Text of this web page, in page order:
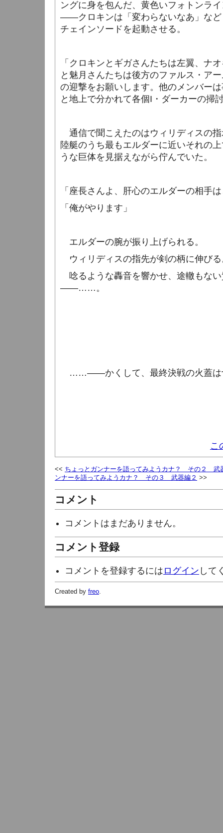
ングに身を包んだ、黄色いフォトンラ
――クロキンは「変わらないなあ」など
チェインソードを起動させる。
「クロキンとギガさんたちは左翼、ナ
と魅月さんたちは後方のファルス・ア
の迎撃をお願いします。他のメンバー
と地上で分かれて各個 I ・ダーカーの掃
通信で聞こえたのはウィリディスの
陸艇のうち最もエルダーに近いそれの
うな巨体を見据えながら佇んでいた。
「座長さんよ、肝心のエルダーの相手
「俺がやります」
エルダーの腕が振り上げられる。
ウィリディスの指先が剣の柄に伸び
唸るような轟音を響かせ、途轍もな
――……。
……――かくして、最終決戦の火蓋は
こ
ちょっとガンナーを語ってみようカナ？ その２ 武
ンナーを語ってみようカナ？ その３ 武器編２
コメント
コメントはまだありません。
コメント登録
コメントを登録するには ログイン して
Created by freo.